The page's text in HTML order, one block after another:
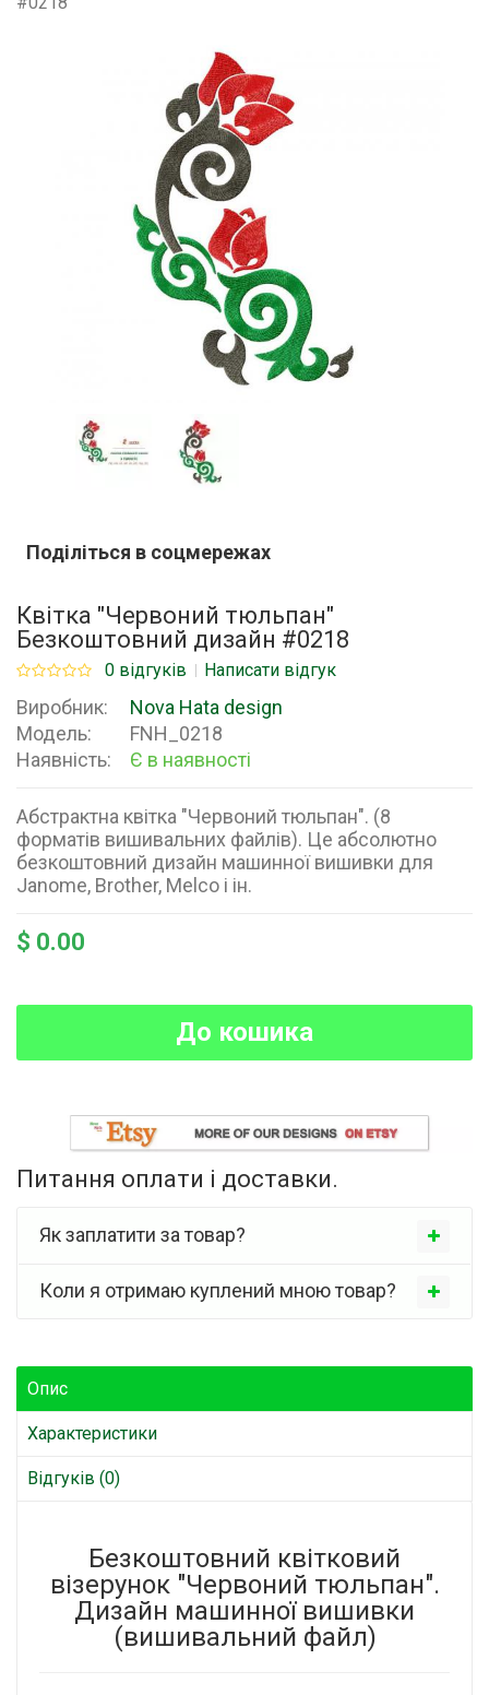
Поділіться в соцмережах
Квітка "Червоний тюльпан"
Безкоштовний дизайн #0218
0 відгуків Написати відгук
Виробник:
Nova Hata design
Модель:
FNH_0218
Наявність:
Є в наявності
Абстрактна квітка "Червоний тюльпан". (8
форматів вишивальних файлів). Це абсолютно
безкоштовний дизайн машинної вишивки для
Janome, Brother, Melco і ін.
$ 0.00
До кошика
Питання оплати і доставки.
Як заплатити за товар?
Коли я отримаю куплений мною товар?
Опис
Характеристики
Відгуків (0)
Безкоштовний квітковий
візерунок "Червоний тюльпан".
Дизайн машинної вишивки
(вишивальний файл)